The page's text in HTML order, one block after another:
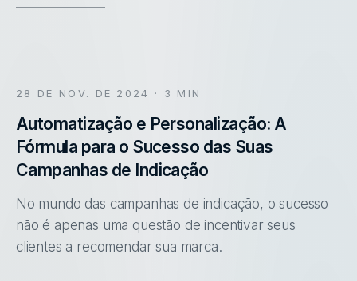
28 DE NOV. DE 2024 · 3 MIN
Automatização e Personalização: A
Fórmula para o Sucesso das Suas
Campanhas de Indicação
No mundo das campanhas de indicação, o sucesso
não é apenas uma questão de incentivar seus
clientes a recomendar sua marca.